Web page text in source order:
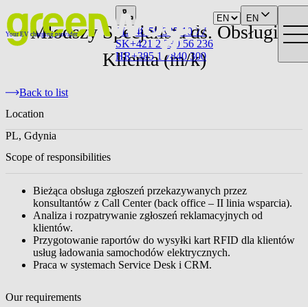
Your EV charging provider PL +48 58 325 10 77
SK+421 2 330 56 236
HR+385 1 7840 300
EN
Młodszy Specjalista ds. Obsługi
Klienta (m/k)
Back to list
Location
PL, Gdynia
Scope of responsibilities
Bieżąca obsługa zgłoszeń przekazywanych przez
konsultantów z Call Center (back office – II linia wsparcia).
Analiza i rozpatrywanie zgłoszeń reklamacyjnych od
klientów.
Przygotowanie raportów do wysyłki kart RFID dla klientów
usług ładowania samochodów elektrycznych.
Praca w systemach Service Desk i CRM.
Our requirements